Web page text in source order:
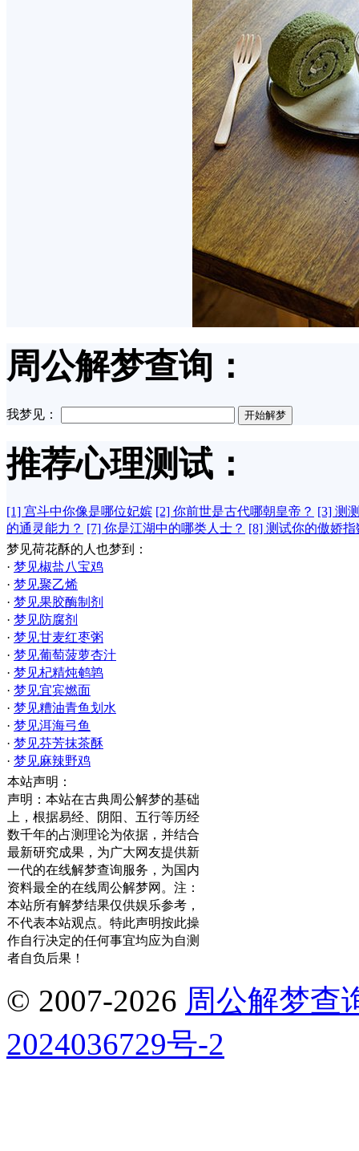
周公解梦查询：
我梦见：
推荐心理测试：
[1] 宫斗中你像是哪位妃嫔 [2] 你前世是古代哪朝皇帝？ [3] 测
的通灵能力？ [7] 你是江湖中的哪类人士？ [8] 测试你的傲娇指
梦见荷花酥的人也梦到：
· 梦见椒盐八宝鸡
· 梦见聚乙烯
· 梦见果胶酶制剂
· 梦见防腐剂
· 梦见甘麦红枣粥
· 梦见葡萄菠萝杏汁
· 梦见杞精炖鹌鹑
· 梦见宜宾燃面
· 梦见糟油青鱼划水
· 梦见洱海弓鱼
· 梦见芬芳抹茶酥
· 梦见麻辣野鸡
本站声明：
声明：本站在古典周公解梦的基础
上，根据易经、阴阳、五行等历经
数千年的占测理论为依据，并结合
最新研究成果，为广大网友提供新
一代的在线解梦查询服务，为国内
资料最全的在线周公解梦网。注：
本站所有解梦结果仅供娱乐参考，
不代表本站观点。特此声明按此操
作自行决定的任何事宜均应为自测
者自负后果！
© 2007-2026 周公解梦查
2024036729号-2